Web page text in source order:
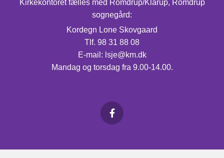
Kirkekontoret fælles med Romdrup/Klarup, Romdrup
sognegård:
Kordegn Lone Skovgaard
Tlf. 98 31 88 08
E-mail: lsje@km.dk
Mandag og torsdag fra 9.00-14.00.